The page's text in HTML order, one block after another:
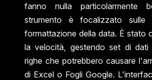
fanno nulla particolarmente
strumento è focalizzato sulle
formattazione della data. È stato
la velocità, gestendo set di dati
righe che potrebbero causare
di Excel o Fogli Google.